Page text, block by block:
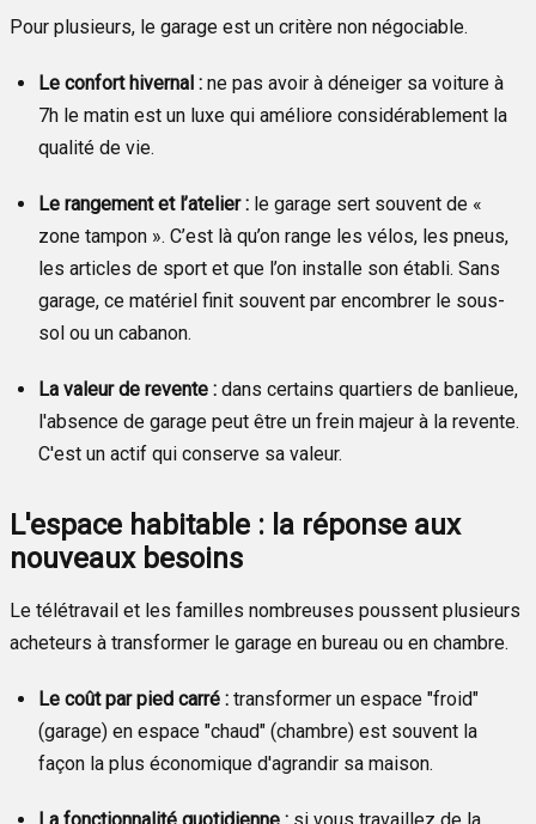
Pour plusieurs, le garage est un critère non négociable.
Le confort hivernal : ne pas avoir à déneiger sa voiture à
7h le matin est un luxe qui améliore considérablement la
qualité de vie.
Le rangement et l’atelier : le garage sert souvent de «
zone tampon ». C’est là qu’on range les vélos, les pneus,
les articles de sport et que l’on installe son établi. Sans
garage, ce matériel finit souvent par encombrer le sous-
sol ou un cabanon.
La valeur de revente : dans certains quartiers de banlieue,
l'absence de garage peut être un frein majeur à la revente.
C'est un actif qui conserve sa valeur.
L'espace habitable : la réponse aux
nouveaux besoins
Le télétravail et les familles nombreuses poussent plusieurs
acheteurs à transformer le garage en bureau ou en chambre.
Le coût par pied carré : transformer un espace "froid"
(garage) en espace "chaud" (chambre) est souvent la
façon la plus économique d'agrandir sa maison.